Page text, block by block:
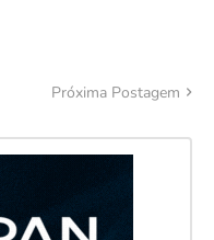
Próxima Postagem